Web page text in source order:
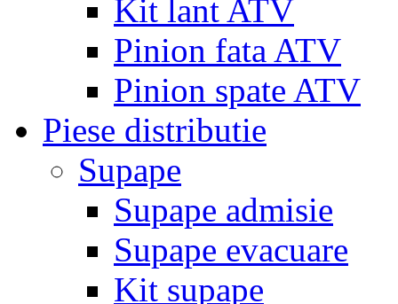
Kit lant ATV
Pinion fata ATV
Pinion spate ATV
Piese distributie
Supape
Supape admisie
Supape evacuare
Kit supape